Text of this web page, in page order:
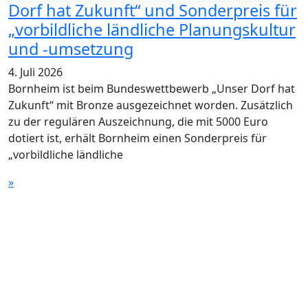
Dorf hat Zukunft“ und Sonderpreis für
„vorbildliche ländliche Planungskultur
und -umsetzung
4. Juli 2026
Bornheim ist beim Bundeswettbewerb „Unser Dorf hat
Zukunft“ mit Bronze ausgezeichnet worden. Zusätzlich
zu der regulären Auszeichnung, die mit 5000 Euro
dotiert ist, erhält Bornheim einen Sonderpreis für
„vorbildliche ländliche
»